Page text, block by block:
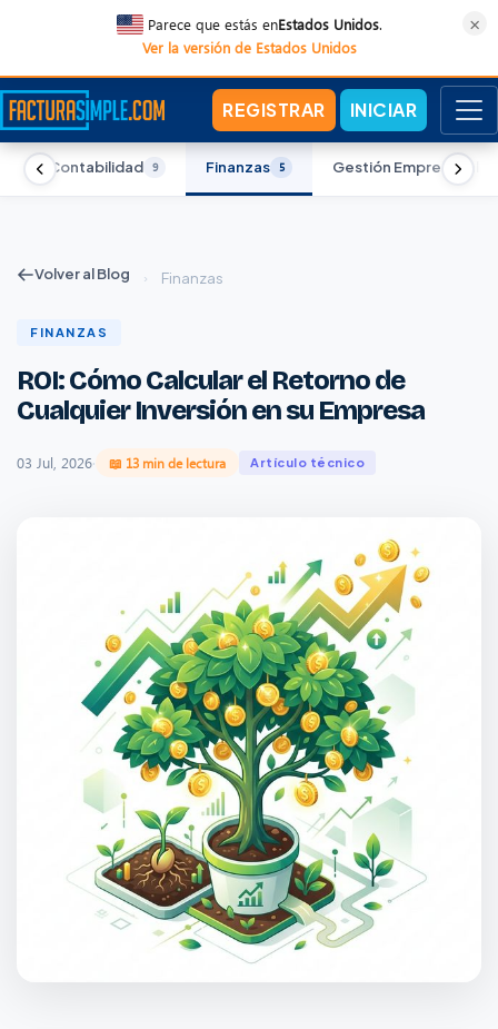
Parece que estás enEstados Unidos.
Ver la versión de Estados Unidos
×
REGISTRAR INICIAR
Contabilidad 9 Finanzas 5 Gestión Empresarial
Volver al Blog › Finanzas
FINANZAS
ROI: Cómo Calcular el Retorno de
Cualquier Inversión en su Empresa
03 Jul, 2026· 📖 13 min de lectura Artículo técnico